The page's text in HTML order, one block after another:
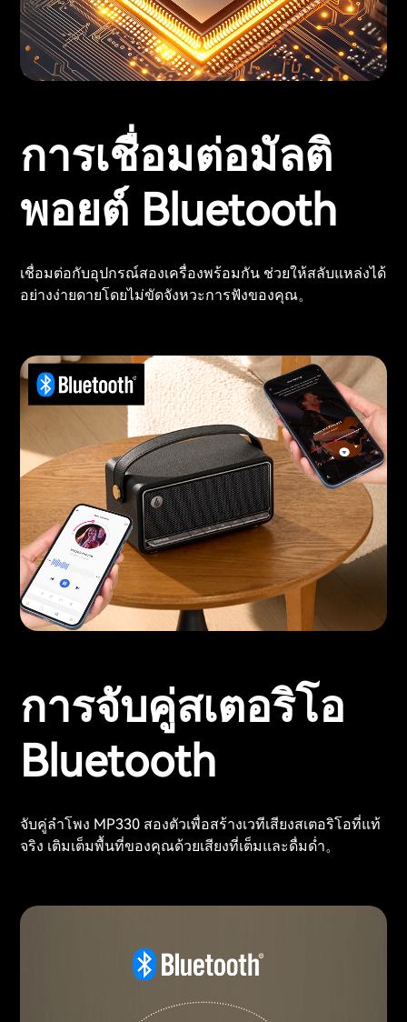
การเชื่อมต่อมัลติ
พอยต์ Bluetooth
เชื่อมต่อกับอุปกรณ์สองเครื่องพร้อมกัน ช่วยให้สลับแหล่งได้
อย่างง่ายดายโดยไม่ขัดจังหวะการฟังของคุณ。
การจับคู่สเตอริโอ
Bluetooth
จับคู่ลำโพง MP330 สองตัวเพื่อสร้างเวทีเสียงสเตอริโอที่แท้
จริง เติมเต็มพื้นที่ของคุณด้วยเสียงที่เต็มและดื่มด่ำ。